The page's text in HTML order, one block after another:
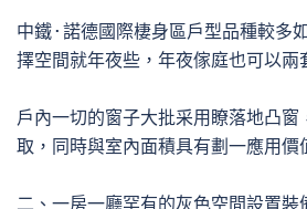
中鐵·諾德國際棲身區戶型品種較多
擇空間就年夜些，年夜傢庭也可以
戶內一切的窗子大批采用瞭落地凸
取，同時與室內面積具有劃一應用
二、一房一廳罕有的灰色空間設置